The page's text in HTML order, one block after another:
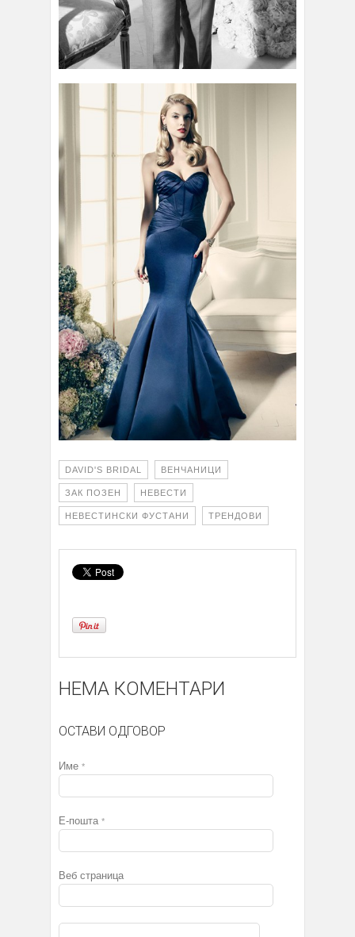
DAVID'S BRIDAL ВЕНЧАНИЦИ
ЗАК ПОЗЕН НЕВЕСТИ
НЕВЕСТИНСКИ ФУСТАНИ ТРЕНДОВИ
НЕМА КОМЕНТАРИ
ОСТАВИ ОДГОВОР
Име *
Е-пошта *
Веб страница